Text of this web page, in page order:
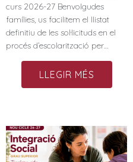
curs 2026-27 Benvolgudes
famílies, us facilitem el llistat
definitiu de les sol·licituds en el
procés d’escolarització per…
LLEGIR MÉS